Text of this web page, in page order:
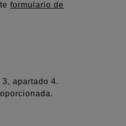
formulario de
apartado 4.